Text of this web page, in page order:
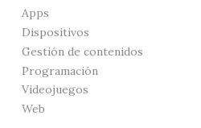
Apps
Dispositivos
Gestión de contenidos
Programación
Videojuegos
Web